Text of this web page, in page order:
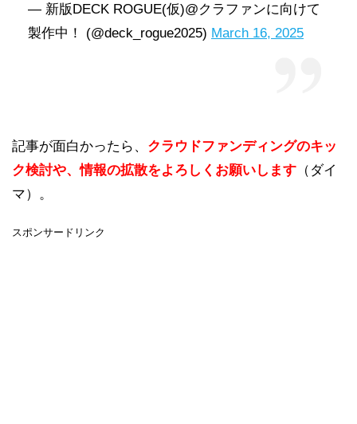
— 新版DECK ROGUE(仮)@クラファンに向けて
製作中！ (@deck_rogue2025) March 16, 2025
記事が面白かったら、 クラウドファンディングのキッ
ク検討や、情報の拡散をよろしくお願いします （ダイ
マ）。
スポンサードリンク